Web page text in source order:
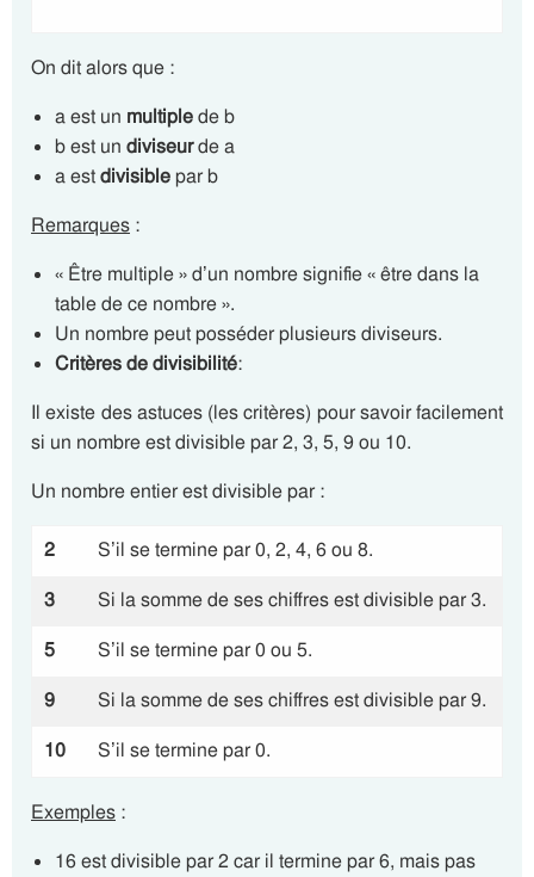
On dit alors que :
a est un multiplede b
b est un diviseurde a
a estdivisiblepar b
Remarques :
« Être multiple » d’un nombre signifie « être dans la
table de ce nombre ».
Un nombre peut posséder plusieurs diviseurs.
Critères de divisibilité:
Il existe des astuces (les critères) pour savoir facilement
si un nombre est divisible par 2, 3, 5, 9 ou 10.
Un nombre entier est divisible par :
2
S’il se termine par 0, 2, 4, 6 ou 8.
3
Si la somme de ses chiffres est divisible par 3.
5
S’il se termine par 0 ou 5.
9
Si la somme de ses chiffres est divisible par 9.
10
S’il se termine par 0.
Exemples :
16 est divisible par 2 car il termine par 6, mais pas